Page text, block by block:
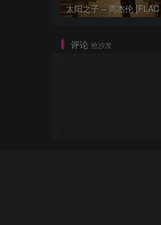
评论 抢沙发